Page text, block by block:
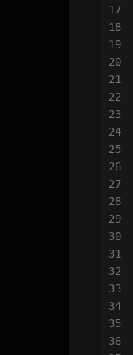
17
18
19
20
21
22
23
24
25
26
27
28
29
30
31
32
33
34
35
36